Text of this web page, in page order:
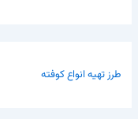
طرز تهیه انواع کوفته